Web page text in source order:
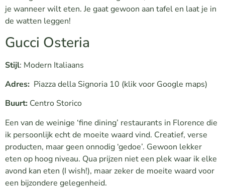
je wanneer wilt eten. Je gaat gewoon aan tafel en laat je in
de watten leggen!
Gucci Osteria
Stijl: Modern Italiaans
Adres: Piazza della Signoria 10 (klik voor Google maps)
Buurt: Centro Storico
Een van de weinige ‘fine dining’ restaurants in Florence die
ik persoonlijk echt de moeite waard vind. Creatief, verse
producten, maar geen onnodig ‘gedoe’. Gewoon lekker
eten op hoog niveau. Qua prijzen niet een plek waar ik elke
avond kan eten (I wish!), maar zeker de moeite waard voor
een bijzondere gelegenheid.